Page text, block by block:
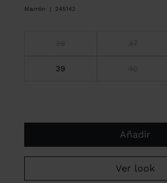
Marrón 245142
39
Añadir
Ver look